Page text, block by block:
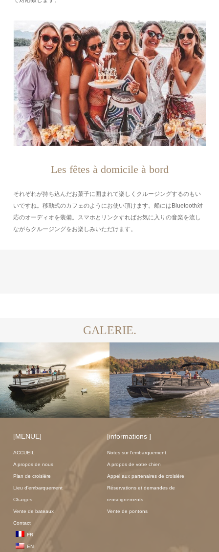
Les fêtes à domicile à bord
それぞれが持ち込んだお菓子に囲まれて楽しくクルージングするのもい
いですね。移動式のカフェのようにお使い頂けます。船にはBluetooth対
応のオーディオを装備。スマホとリンクすればお気に入りの音楽を流し
ながらクルージングをお楽しみいただけます。
GALERIE.
[MENUE]
ACCUEIL
A propos de nous
Plan de croisière
Lieu d'embarquement
Charges.
Vente de bateaux
Contact
FR
EN
[informations ]
Notes sur l'embarquement.
A propos de votre chien
Appel aux partenaires de croisière
Réservations et demandes de
renseignements
Vente de pontons